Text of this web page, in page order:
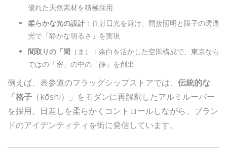
優れた天然素材を積極採用
柔らかな光の設計 ：直射日光を避け、間接照明と障子の透過
光で「静かな明るさ」を実現
間取りの「間 （ま）：余白を活かした空間構成で、東京なら
ではの「密」の中の「静」を創出
例えば、表参道のフラッグシップストアでは、 伝統的な
「格子 （kōshi）」をモダンに再解釈したアルミルーバー
を採用。日差しを柔らかくコントロールしながら、ブラン
ドのアイデンティティを街に発信しています。